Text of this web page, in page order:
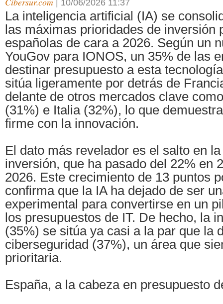
10/06/2026 11:37
La inteligencia artificial (IA) se
las máximas prioridades de inversión
españolas de cara a 2026. Según un
YouGov para IONOS, un 35% de las
destinar presupuesto a esta
sitúa ligeramente por detrás de
delante de otros mercados clave
(31%) e Italia (32%), lo que
firme con la innovación.
El dato más revelador es el salto en
inversión, que ha pasado del 22% en
2026. Este crecimiento de 13 puntos
confirma que la IA ha dejado de ser
experimental para convertirse en un
los presupuestos de IT. De hecho, la
(35%) se sitúa ya casi a la par que la
ciberseguridad (37%), un área que
prioritaria.
España, a la cabeza en presupuesto